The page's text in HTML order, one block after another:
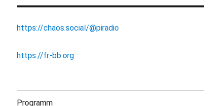
https://chaos.social/@piradio
https://fr-bb.org
Programm